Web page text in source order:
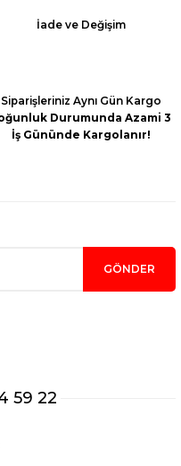
İade ve Değişim
Siparişleriniz Aynı Gün Kargo
Durumunda Azami 3
İş Gününde Kargolanır!
GÖNDER
59 22